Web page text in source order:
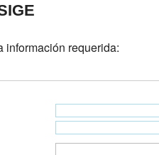
información requerida: